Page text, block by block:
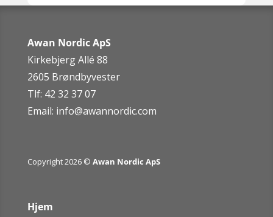
Awan Nordic ApS
Kirkebjerg Allé 88
2605 Brøndbyvester
Tlf: 42 32 37 07
Email: info@awannordic.com
Copyright 2026 © Awan Nordic ApS
Hjem